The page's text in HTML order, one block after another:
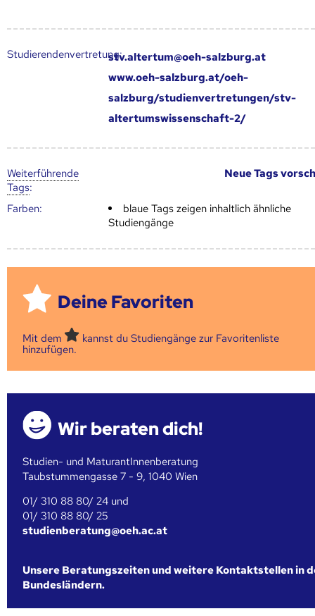
Studierendenvertretung:stv.altertum@oeh-salzburg.at
www.oeh-salzburg.at/oeh-
salzburg/studienvertretungen/stv-
altertumswissenschaft-2/
Weiter­führende
Tags:
Neue Tags
Farben:
blaue Tags zeigen inhaltlich ähnliche
Studiengänge
Deine Favoriten
Mit dem
kannst du Studiengänge zur Favoritenliste
hinzufügen.
Wir beraten dich!
Studien- und MaturantInnenberatung
Taubstummengasse 7 - 9, 1040 Wien
01/ 310 88 80/ 24 und
01/ 310 88 80/ 25
studienberatung@oeh.ac.at
Unsere Beratungszeiten und weitere Kontaktstellen in
Bundesländern.